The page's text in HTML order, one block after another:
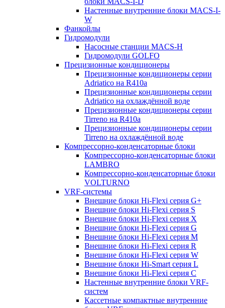
Настенные внутренние блоки MACS-I-
W
Фанкойлы
Гидромодули
Насосные станции MACS-H
Гидромодули GOLFO
Прецизионные кондиционеры
Прецизионные кондиционеры серии
Adriatico на R410a
Прецизионные кондиционеры серии
Adriatico на охлаждённой воде
Прецизионные кондиционеры серии
Tirreno на R410a
Прецизионные кондиционеры серии
Tirreno на охлаждённой воде
Компрессорно-конденсаторные блоки
Компрессорно-конденсаторные блоки
LAMBRO
Компрессорно-конденсаторные блоки
VOLTURNO
VRF-системы
Внешние блоки Hi-Flexi серия G+
Внешние блоки Hi-Flexi серия S
Внешние блоки Hi-Flexi серия X
Внешние блоки Hi-Flexi серия G
Внешние блоки Hi-Flexi серия M
Внешние блоки Hi-Flexi серия R
Внешние блоки Hi-Flexi серия W
Внешние блоки Hi-Smart серия L
Внешние блоки Hi-Flexi серия C
Настенные внутренние блоки VRF-
систем
Кассетные компактные внутренние